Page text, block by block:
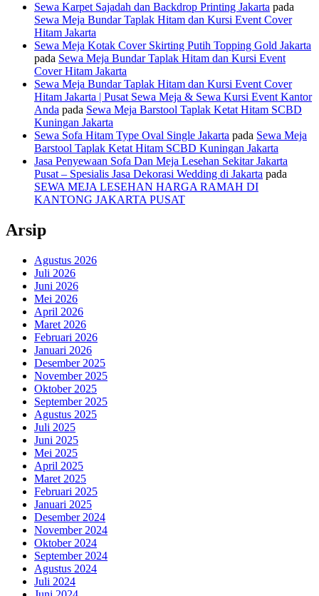
Sewa Karpet Sajadah dan Backdrop Printing Jakarta pada
Sewa Meja Bundar Taplak Hitam dan Kursi Event Cover
Hitam Jakarta
Sewa Meja Kotak Cover Skirting Putih Topping Gold Jakarta
pada Sewa Meja Bundar Taplak Hitam dan Kursi Event
Cover Hitam Jakarta
Sewa Meja Bundar Taplak Hitam dan Kursi Event Cover
Hitam Jakarta | Pusat Sewa Meja & Sewa Kursi Event Kantor
Anda pada Sewa Meja Barstool Taplak Ketat Hitam SCBD
Kuningan Jakarta
Sewa Sofa Hitam Type Oval Single Jakarta pada Sewa Meja
Barstool Taplak Ketat Hitam SCBD Kuningan Jakarta
Jasa Penyewaan Sofa Dan Meja Lesehan Sekitar Jakarta
Pusat – Spesialis Jasa Dekorasi Wedding di Jakarta pada
SEWA MEJA LESEHAN HARGA RAMAH DI
KANTONG JAKARTA PUSAT
Arsip
Agustus 2026
Juli 2026
Juni 2026
Mei 2026
April 2026
Maret 2026
Februari 2026
Januari 2026
Desember 2025
November 2025
Oktober 2025
September 2025
Agustus 2025
Juli 2025
Juni 2025
Mei 2025
April 2025
Maret 2025
Februari 2025
Januari 2025
Desember 2024
November 2024
Oktober 2024
September 2024
Agustus 2024
Juli 2024